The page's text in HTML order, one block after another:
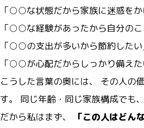
「○○な状態だから家族に迷惑をか
「○○な経験があったから自分のこ
「○○の支出が多いから節約したい
「○○が心配だからしっかり備えた
こうした言葉の奥には、 その人の
す。 同じ年齢・同じ家族構成でも
だから私はまず、
「この人はどん